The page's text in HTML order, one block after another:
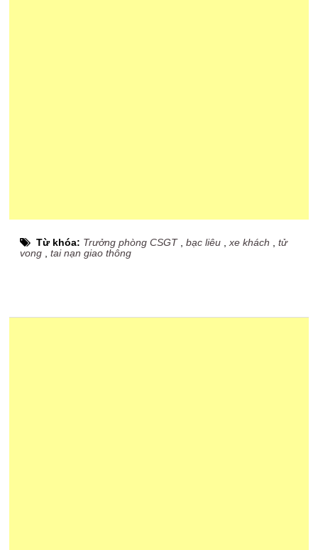
Từ khóa: Trưởng phòng CSGT,bạc liêu ,xe khách ,tử
vong ,tai nạn giao thông